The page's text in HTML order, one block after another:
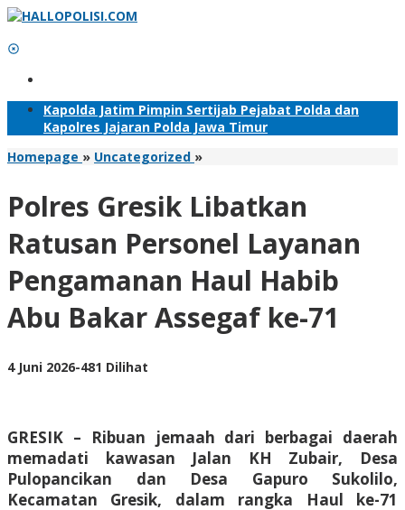
Lewati
konten
Kapolda Jatim Pimpin Sertijab Pejabat Polda dan
Kapolres Jajaran Polda Jawa Timur
Homepage » Uncategorized »Polres
Ratusan
Layanan
Pengamanan
Haul
Habib
Abu
Bakar
Polres Gresik Libatkan
Ratusan Personel Layanan
Pengamanan Haul Habib
Abu Bakar Assegaf ke-71
4 Juni 2026oleh
-481 Dilihat
GRESIK – Ribuan jemaah dari berbagai daerah
memadati kawasan Jalan KH Zubair, Desa
Pulopancikan dan Desa Gapuro Sukolilo,
Kecamatan Gresik, dalam rangka Haul ke-71